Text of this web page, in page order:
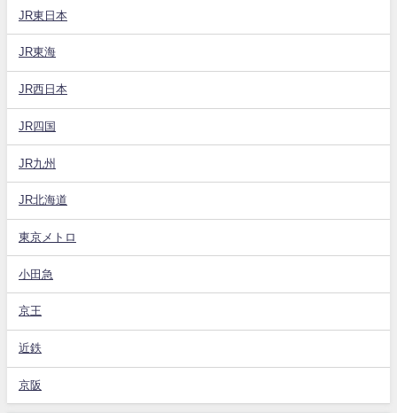
JR東日本
JR東海
JR西日本
JR四国
JR九州
JR北海道
東京メトロ
小田急
京王
近鉄
京阪